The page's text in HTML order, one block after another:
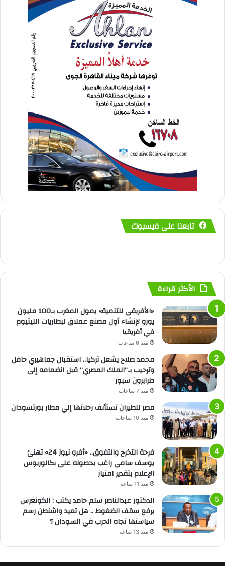
تابعنا على فيسبوك
الأكثر قراءة
«الأفريقي للتنمية» يمول المغرب بـ100 مليون
يورو لإنشاء أول مصنع عملاق لبطاريات الليثيوم
في أفريقيا
منذ 6 ساعات
محمد صلاح يشعل تركيا.. استقبال جماهيري حافل
وترحيب بـ”الملك المصري” قبل انضمامه إلى
طرابزون سبور
منذ 7 ساعات
مصر للطيران تستأنف رحلاتها إلي مطار بورتسودان
منذ 10 ساعات
فرحة التخرج والتفوق.. «أفرو نيوز 24» تهنئ
يوسف سامي راغب بحصوله على بكالوريوس
الإعلام بتقدير امتياز
منذ 11 ساعة
الدكتور عبدالناصر سلم حامد يكتب : الكونغرس
يرفع سقف الضغوط .. هل تعيد واشنطن رسم
سياستها تجاه الحرب في السودان ؟
منذ 13 ساعة